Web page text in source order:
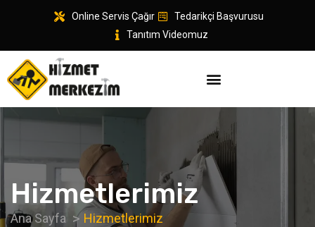
Online Servis Çağır
Tedarikçi Başvurusu
Tanıtım Videomuz
Hizmetlerimiz
Ana Sayfa Hizmetlerimiz